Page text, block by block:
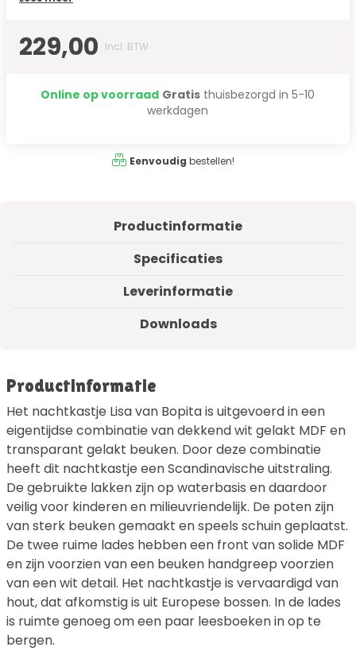
229,00 Incl. BTW
Online op voorraad Gratis thuisbezorgd in 5-10
werkdagen
Eenvoudig bestellen!
Productinformatie
Specificaties
Leverinformatie
Downloads
Productinformatie
Het nachtkastje Lisa van Bopita is uitgevoerd in een
eigentijdse combinatie van dekkend wit gelakt MDF en
transparant gelakt beuken. Door deze combinatie
heeft dit nachtkastje een Scandinavische uitstraling.
De gebruikte lakken zijn op waterbasis en daardoor
veilig voor kinderen en milieuvriendelijk. De poten zijn
van sterk beuken gemaakt en speels schuin geplaatst.
De twee ruime lades hebben een front van solide MDF
en zijn voorzien van een beuken handgreep voorzien
van een wit detail. Het nachtkastje is vervaardigd van
hout, dat afkomstig is uit Europese bossen. In de lades
is ruimte genoeg om een paar leesboeken in op te
bergen.